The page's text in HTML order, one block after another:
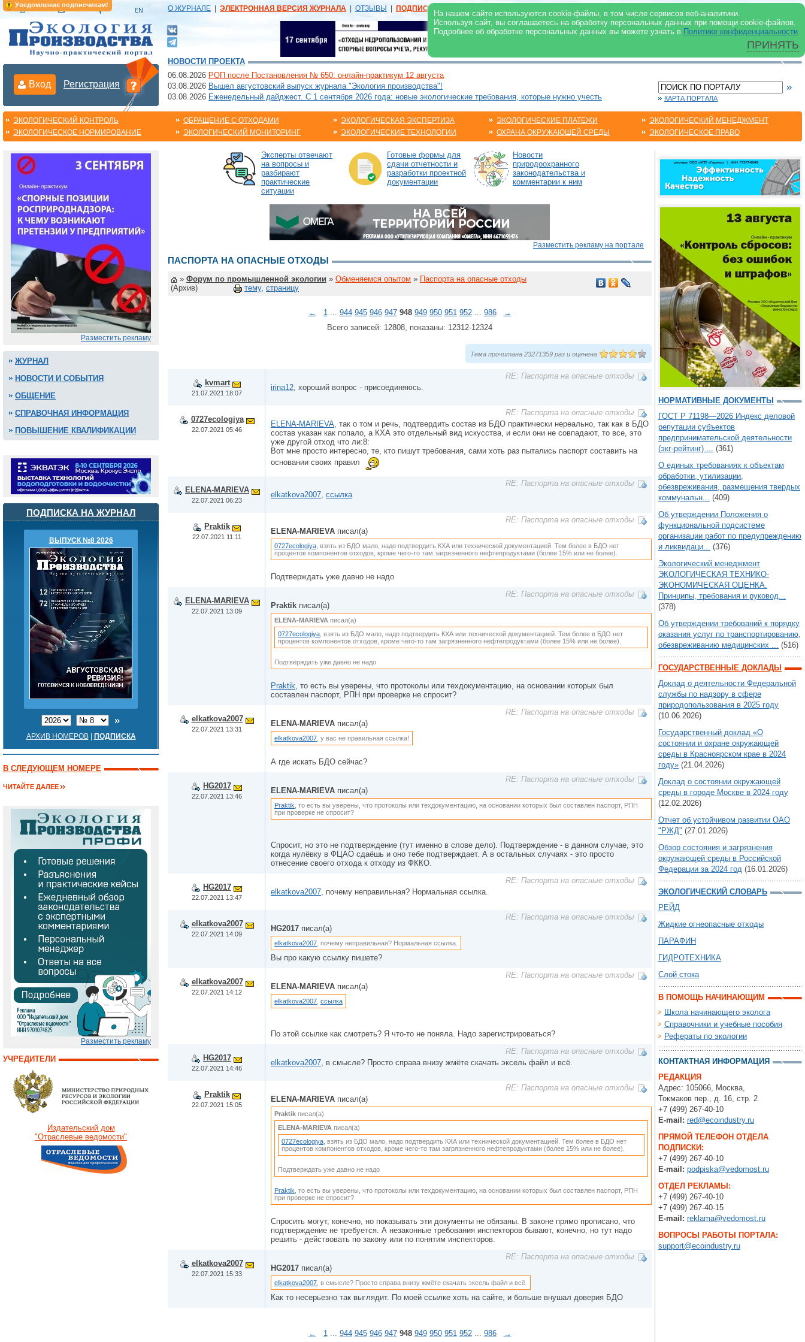
Уведомление подписчикам!
На нашем сайте используются cookie-файлы, в том числе сервисов веб-аналитики.
Используя сайт, вы соглашаетесь на обработку персональных данных при помощи cookie-файлов.
Подробнее об обработке персональных данных вы можете узнать в Политике конфиденциальности
ПРИНЯТЬ
О ЖУРНАЛЕ ЭЛЕКТРОННАЯ ВЕРСИЯ ЖУРНАЛА ОТЗЫВЫ ПОДПИСКА | В ЖУРНАЛЕ В ИНТЕРНЕТ
Вход Регистрация
НОВОСТИ ПРОЕКТА
06.08.2026 РОП после Постановления № 650: онлайн-практикум 12 августа
03.08.2026 Вышел августовский выпуск журнала "Экология производства"!
03.08.2026 Еженедельный дайджест. С 1 сентября 2026 года: новые экологические требования, которые нужно учесть КАРТА ПОРТАЛА
ЭКОЛОГИЧЕСКИЙ КОНТРОЛЬ
ЭКОЛОГИЧЕСКОЕ НОРМИРОВАНИЕ
ОБРАЩЕНИЕ С ОТХОДАМИ
ЭКОЛОГИЧЕСКИЙ МОНИТОРИНГ
ЭКОЛОГИЧЕСКАЯ ЭКСПЕРТИЗА
ЭКОЛОГИЧЕСКИЕ ТЕХНОЛОГИИ
ЭКОЛОГИЧЕСКИЕ ПЛАТЕЖИ
ОХРАНА ОКРУЖАЮЩЕЙ СРЕДЫ
ЭКОЛОГИЧЕСКИЙ МЕНЕДЖМЕНТ
ЭКОЛОГИЧЕСКОЕ ПРАВО
Разместить рекламу
ЖУРНАЛ
НОВОСТИ И СОБЫТИЯ
ОБЩЕНИЕ
СПРАВОЧНАЯ ИНФОРМАЦИЯ
ПОВЫШЕНИЕ КВАЛИФИКАЦИИ
ПОДПИСКА НА ЖУРНАЛ
ВЫПУСК №8 2026
АРХИВ НОМЕРОВ| ПОДПИСКА
В СЛЕДУЮЩЕМ НОМЕРЕ
ЧИТАЙТЕ ДАЛЕЕ
Разместить рекламу
УЧРЕДИТЕЛИ
Издательский дом
"Отраслевые ведомости"
Эксперты отвечают
на вопросы и
разбирают
практические
ситуации
Готовые формы для
сдачи отчетности и
разработки проектной
документации
Новости
природоохранного
законодательства и
комментарии к ним
Разместить рекламу на портале
ПАСПОРТА НА ОПАСНЫЕ ОТХОДЫ
» Форум по промышленной экологии » Обменяемся опытом » Паспорта на опасные отходы
(Архив)
тему, страницу
← 1... 944 945 946 947 948 949 950 951 952... 986
→
Всего записей: 12808, показаны: 12312-12324
Тема прочитана 23271359 раз и оценена
kvmart
21.07.2021 18:07
RE: Паспорта на опасные отходы
irina12, хороший вопрос - присоединяюсь.
0727ecologiya
22.07.2021 05:46
RE: Паспорта на опасные отходы
ELENA-MARIEVA, так о том и речь, подтвердить состав из БДО практически нереально, так как в БДО
состав указан как попало, а КХА это отдельный вид искусства, и если они не совпадают, то все, это
уже другой отход что ли:8:
Вот мне просто интересно, те, кто пишут требования, сами хоть раз пытались паспорт составить на
основании своих правил
ELENA-MARIEVA
22.07.2021 06:23
RE: Паспорта на опасные отходы
elkatkova2007, ссылка
Praktik
22.07.2021 11:11
RE: Паспорта на опасные отходы
ELENA-MARIEVA писал(а)
0727ecologiya , взять из БДО мало, надо подтвердить КХА или технической документацией. Тем более в БДО нет
процентов компонентов отходов, кроме чего-то там загрязненного нефтепродуктами (более 15% или не более).
Подтверждать уже давно не надо
ELENA-MARIEVA
22.07.2021 13:09
RE: Паспорта на опасные отходы
Praktik писал(а)
ELENA-MARIEVA писал(а)
0727ecologiya , взять из БДО мало, надо подтвердить КХА или технической документацией. Тем более в БДО нет
процентов компонентов отходов, кроме чего-то там загрязненного нефтепродуктами (более 15% или не более).
Подтверждать уже давно не надо
Praktik, то есть вы уверены, что протоколы или техдокументацию, на основании которых был
составлен паспорт, РПН при проверке не спросит?
elkatkova2007
22.07.2021 13:31
RE: Паспорта на опасные отходы
ELENA-MARIEVA писал(а)
elkatkova2007 , у вас не правильная ссылка!
А где искать БДО сейчас?
HG2017
22.07.2021 13:46
RE: Паспорта на опасные отходы
ELENA-MARIEVA писал(а)
Praktik , то есть вы уверены, что протоколы или техдокументацию, на основании которых был составлен паспорт, РПН
при проверке не спросит?
Спросит, но это не подтверждение (тут именно в слове дело). Подтверждение - в данном случае, это
когда нулёвку в ФЦАО сдаёшь и оно тебе подтверждает. А в остальных случаях - это просто
отнесение своего отхода к отходу из ФККО.
HG2017
22.07.2021 13:47
RE: Паспорта на опасные отходы
elkatkova2007, почему неправильная? Нормальная ссылка.
elkatkova2007
22.07.2021 14:09
RE: Паспорта на опасные отходы
HG2017 писал(а)
elkatkova2007 , почему неправильная? Нормальная ссылка.
Вы про какую ссылку пишете?
elkatkova2007
22.07.2021 14:12
RE: Паспорта на опасные отходы
ELENA-MARIEVA писал(а)
elkatkova2007 ссылка
По этой ссылке как смотреть? Я что-то не поняла. Надо зарегистрироваться?
HG2017
22.07.2021 14:46
RE: Паспорта на опасные отходы
elkatkova2007, в смысле? Просто справа внизу жмёте скачать эксель файл и всё.
Praktik
22.07.2021 15:05
RE: Паспорта на опасные отходы
ELENA-MARIEVA писал(а)
Praktik писал(а)
ELENA-MARIEVA писал(а)
0727ecologiya , взять из БДО мало, надо подтвердить КХА или технической документацией. Тем более в БДО нет
процентов компонентов отходов, кроме чего-то там загрязненного нефтепродуктами (более 15% или не более).
Подтверждать уже давно не надо
Praktik , то есть вы уверены, что протоколы или техдокументацию, на основании которых был составлен паспорт, РПН
при проверке не спросит?
Спросить могут, конечно, но показывать эти документы не обязаны. В законе прямо прописано, что
подтверждение не требуется. А незаконные требования инспекторов бывают, конечно, но тут надо
решить - действовать по закону или по понятим инспекторов.
elkatkova2007
22.07.2021 15:33
RE: Паспорта на опасные отходы
HG2017 писал(а)
elkatkova2007 , в смысле? Просто справа внизу жмёте скачать эксель файл и всё.
Как то несерьезно так выглядит. По моей ссылке хоть на сайте, и больше внушал доверия БДО
← 1... 944 945 946 947 948 949 950 951 952... 986 →
НОРМАТИВНЫЕ ДОКУМЕНТЫ
ГОСТ Р 71198—2026 Индекс деловой
репутации субъектов
предпринимательской деятельности
(экг-рейтинг) ... (361)
О единых требованиях к объектам
обработки, утилизации,
обезвреживания, размещения твердых
коммунальн... (409)
Об утверждении Положения о
функциональной подсистеме
организации работ по предупреждению
и ликвидаци... (376)
Экологический менеджмент
ЭКОЛОГИЧЕСКАЯ ТЕХНИКО-
ЭКОНОМИЧЕСКАЯ ОЦЕНКА.
Принципы, требования и руковод...
(378)
Об утверждении требований к порядку
оказания услуг по транспортированию,
обезвреживанию медицинских ... (516)
ГОСУДАРСТВЕННЫЕ ДОКЛАДЫ
Доклад о деятельности Федеральной
службы по надзору в сфере
природопользования в 2025 году
(10.06.2026)
Государственный доклад «О
состоянии и охране окружающей
среды в Красноярском крае в 2024
году» (21.04.2026)
Доклад о состоянии окружающей
среды в городе Москве в 2024 году
(12.02.2026)
Отчет об устойчивом развитии ОАО
"РЖД" (27.01.2026)
Обзор состояния и загрязнения
окружающей среды в Российской
Федерации за 2024 год (16.01.2026)
ЭКОЛОГИЧЕСКИЙ СЛОВАРЬ
РЕЙД
Жидкие огнеопасные отходы
ПАРАФИН
ГИДРОТЕХНИКА
Слой стока
В ПОМОЩЬ НАЧИНАЮЩИМ
Школа начинающего эколога
Справочники и учебные пособия
Рефераты по экологии
КОНТАКТНАЯ ИНФОРМАЦИЯ
РЕДАКЦИЯ
Адрес: 105066, Москва,
Токмаков пер., д. 16, стр. 2
+7 (499) 267-40-10
E-mail: red@ecoindustry.ru
ПРЯМОЙ ТЕЛЕФОН ОТДЕЛА
ПОДПИСКИ:
+7 (499) 267-40-10
E-mail: podpiska@vedomost.ru
ОТДЕЛ РЕКЛАМЫ:
+7 (499) 267-40-10
+7 (499) 267-40-15
E-mail: reklama@vedomost.ru
ВОПРОСЫ РАБОТЫ ПОРТАЛА:
support@ecoindustry.ru